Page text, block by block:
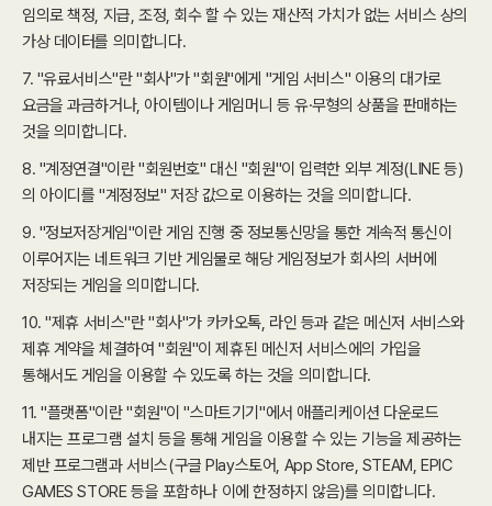
임의로 책정, 지급, 조정, 회수 할 수 있는 재산적 가치가 없는 서비스 상의
가상 데이터를 의미합니다.
7. "유료서비스"란 "회사"가 "회원"에게 "게임 서비스" 이용의 대가로
요금을 과금하거나, 아이템이나 게임머니 등 유·무형의 상품을 판매하는
것을 의미합니다.
8. "계정연결"이란 "회원번호" 대신 "회원"이 입력한 외부 계정(LINE 등)
의 아이디를 "계정정보" 저장 값으로 이용하는 것을 의미합니다.
9. "정보저장게임"이란 게임 진행 중 정보통신망을 통한 계속적 통신이
이루어지는 네트워크 기반 게임물로 해당 게임정보가 회사의 서버에
저장되는 게임을 의미합니다.
10. "제휴 서비스"란 "회사"가 카카오톡, 라인 등과 같은 메신저 서비스와
제휴 계약을 체결하여 "회원"이 제휴된 메신저 서비스에의 가입을
통해서도 게임을 이용할 수 있도록 하는 것을 의미합니다.
11. "플랫폼"이란 "회원"이 "스마트기기"에서 애플리케이션 다운로드
내지는 프로그램 설치 등을 통해 게임을 이용할 수 있는 기능을 제공하는
제반 프로그램과 서비스(구글 Play스토어, App Store, STEAM, EPIC
GAMES STORE 등을 포함하나 이에 한정하지 않음)를 의미합니다.